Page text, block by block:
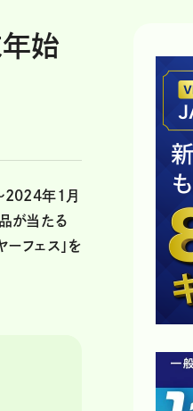
始
2024年1月
が当たる
ーフェス」を